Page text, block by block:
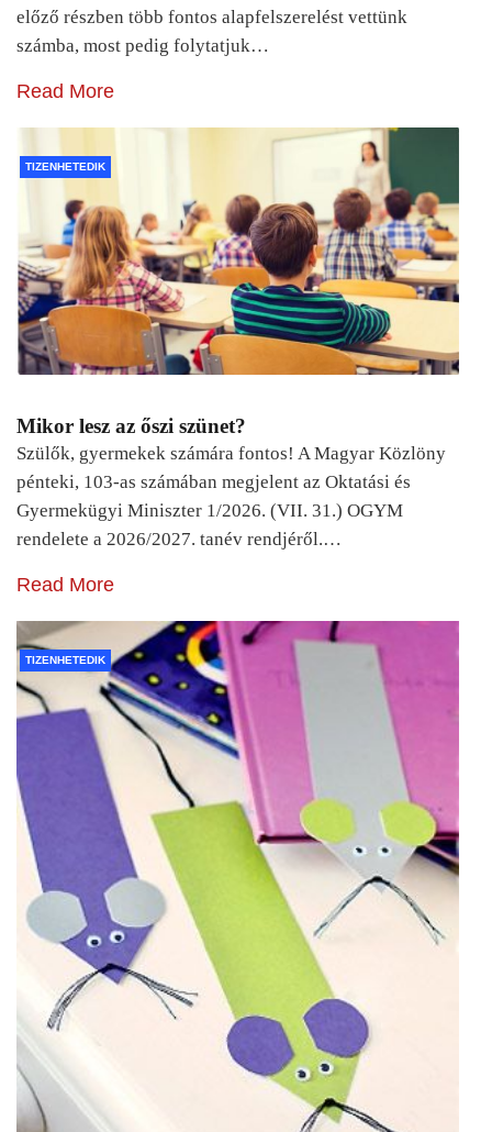
előző részben több fontos alapfelszerelést vettünk
számba, most pedig folytatjuk…
Read More
TIZENHETEDIK
Mikor lesz az őszi szünet?
Szülők, gyermekek számára fontos! A Magyar Közlöny
pénteki, 103-as számában megjelent az Oktatási és
Gyermekügyi Miniszter 1/2026. (VII. 31.) OGYM
rendelete a 2026/2027. tanév rendjéről.…
Read More
TIZENHETEDIK